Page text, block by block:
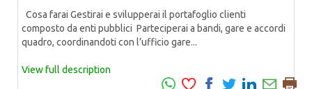
Cosa farai Gestirai e svilupperai il portafoglio clienti
composto da enti pubblici Parteciperai a bandi, gare e accordi
quadro, coordinandoti con l’ufficio gare...
View full description